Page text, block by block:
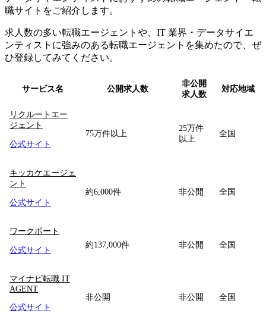
職サイトをご紹介 します。
求人数の多い転職エージェントや、IT 業界・データサイエ
ンティストに強みのある転職エージェントを集めたので、ぜ
ひ登録してみてください。
サービス名 公開求人数
非公開
求人数
対応地域
リクルートエー
ジェント
公式サイト
75万件以上
25万件
以上
全国
キッカケエージェ
ント
公式サイト
約6,000件 非公開 全国
ワークポート
公式サイト
約137,000件 非公開 全国
マイナビ転職 IT
AGENT
公式サイト
非公開 非公開 全国